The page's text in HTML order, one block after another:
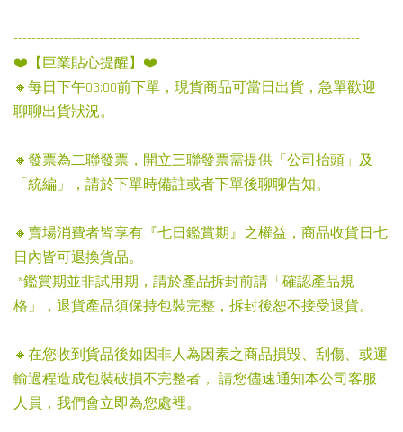
-----------------------------------------------------------------------------
❤️【巨業貼心提醒】❤️
🔸每日下午03:00前下單，現貨商品可當日出貨，急單歡迎
聊聊出貨狀況。
🔸發票為二聯發票，開立三聯發票需提供「公司抬頭」及
「統編」，請於下單時備註或者下單後聊聊告知。
🔸賣場消費者皆享有『七日鑑賞期』之權益，商品收貨日七
日內皆可退換貨品。
*鑑賞期並非試用期，請於產品拆封前請「確認產品規
格」，退貨產品須保持包裝完整，拆封後恕不接受退貨。
🔸在您收到貨品後如因非人為因素之商品損毀、刮傷、或運
輸過程造成包裝破損不完整者， 請您儘速通知本公司客服
人員，我們會立即為您處裡。